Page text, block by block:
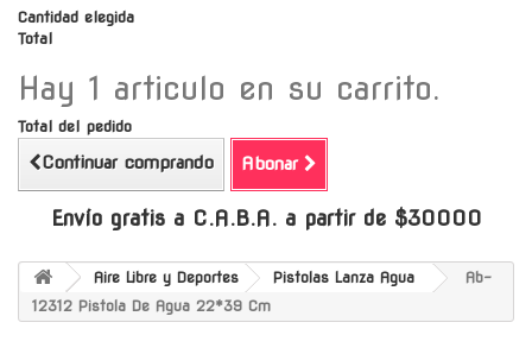
Cantidad elegida
Total
Hay 1 articulo en su carrito.
Total del pedido
Continuar comprando Abonar
Envío gratis a C.A.B.A. a partir de $30000
Aire Libre y Deportes Pistolas Lanza Agua
Ab-
12312 Pistola De Agua 22*39 Cm